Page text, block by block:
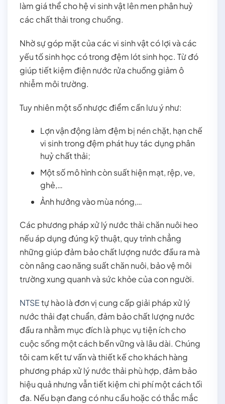
làm giá thể cho hệ vi sinh vật lên men phân huỷ
các chất thải trong chuồng.
Nhờ sự góp mặt của các vi sinh vật có lợi và các
yếu tố sinh học có trong đệm lót sinh học. Từ đó
giúp tiết kiệm điện nước rửa chuồng giảm ô
nhiễm môi trường.
Tuy nhiên một số nhược điểm cần lưu ý như:
Lợn vận động làm đệm bị nén chặt, hạn chế
vi sinh trong đệm phát huy tác dụng phân
huỷ chất thải;
Một số mô hình còn suất hiện mạt, rệp, ve,
ghẻ,…
Ảnh hưởng vào mùa nóng,…
Các phương pháp xử lý nước thải chăn nuôi heo
nếu áp dụng đúng kỹ thuật, quy trình chẳng
những giúp đảm bảo chất lượng nước đầu ra mà
còn nâng cao năng suất chăn nuôi, bảo vệ môi
trường xung quanh và sức khỏe của con người.
NTSEtự hào là đơn vị cung cấp giải pháp xử lý
nước thải đạt chuẩn, đảm bảo chất lượng nước
đầu ra nhằm mục đích là phục vụ tiện ích cho
cuộc sống một cách bền vững và lâu dài. Chúng
tôi cam kết tư vấn và thiết kế cho khách hàng
phương pháp xử lý nước thải phù hợp, đảm bảo
hiệu quả nhưng vẫn tiết kiệm chi phí một cách tối
đa. Nếu bạn đang có nhu cầu hoặc có thắc mắc